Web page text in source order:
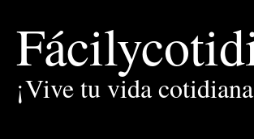
¡Vive tu vida